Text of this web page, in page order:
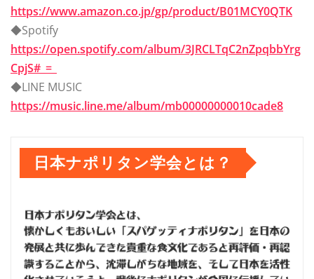
https://www.amazon.co.jp/gp/product/B01MCY0QTK
◆Spotify
https://open.spotify.com/album/3JRCLTqC2nZpqbbYrg
CpjS#_=_
◆LINE MUSIC
https://music.line.me/album/mb00000000010cade8
日本ナポリタン学会とは？